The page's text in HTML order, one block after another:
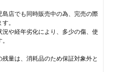
店でも同時販売中の為、完売の際
。
や経年劣化により、多少の傷、使
量は、消耗品のため保証対象外と